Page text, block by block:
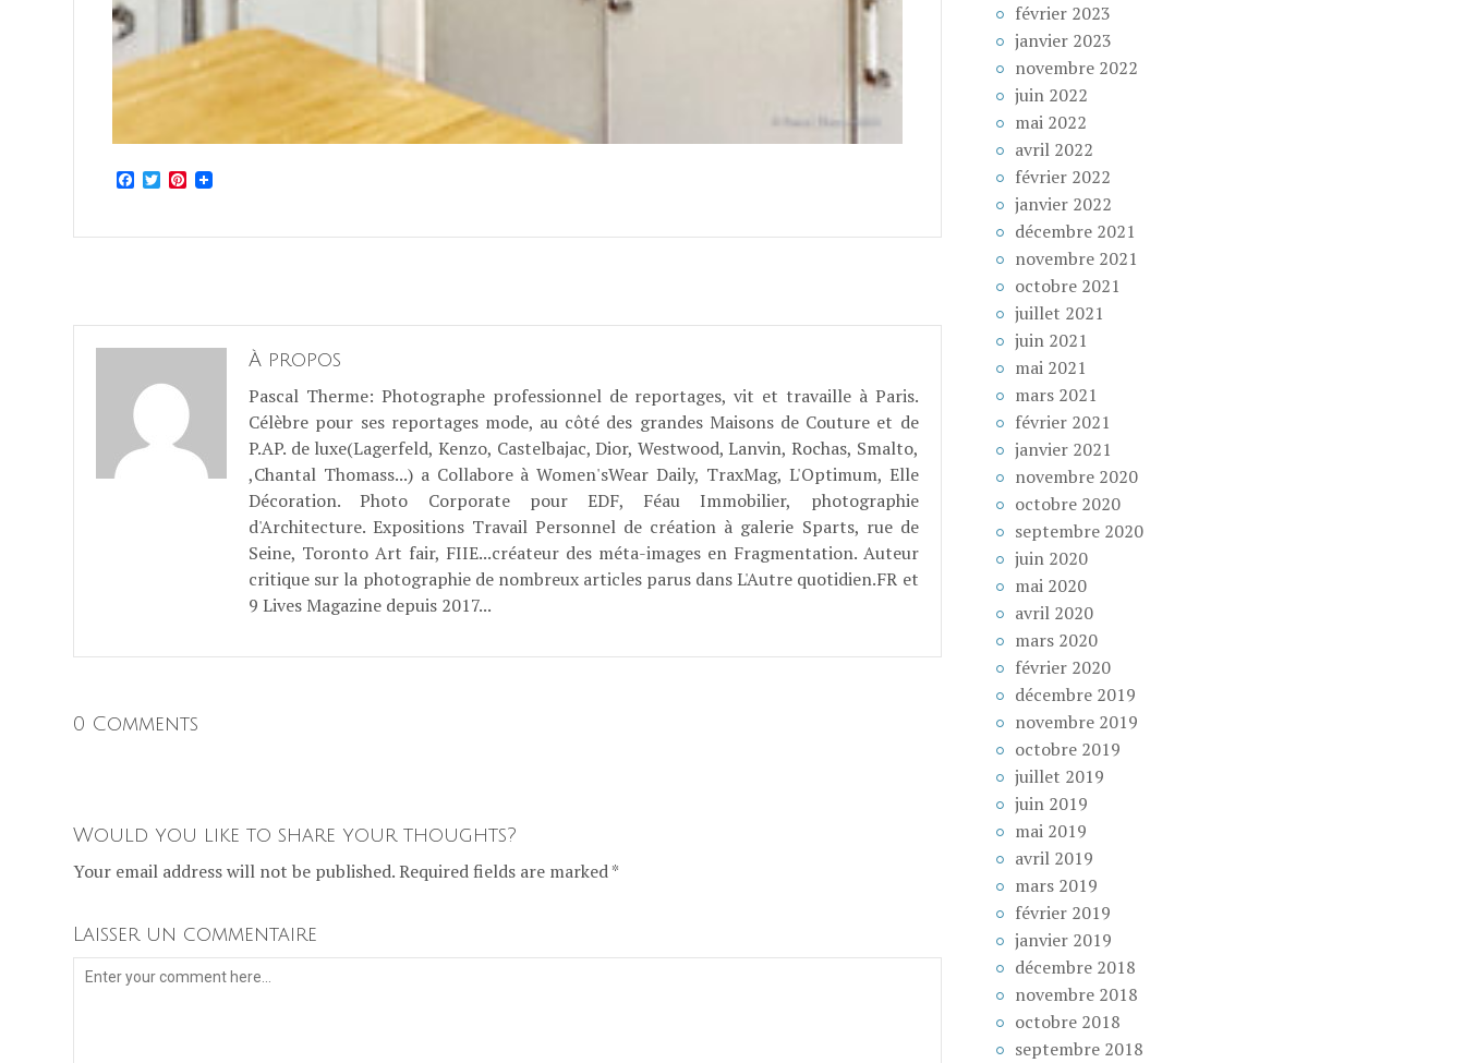
Facebook
TwitterPinterest
À propos
Pascal Therme: Photographe professionnel de reportages, vit et travaille à Paris.
Célèbre pour ses reportages mode, au côté des grandes Maisons de Couture et de
P.AP. de luxe(Lagerfeld, Kenzo, Castelbajac, Dior, Westwood, Lanvin, Rochas, Smalto,
,Chantal Thomass...) a Collabore à Women'sWear Daily, TraxMag, L'Optimum, Elle
Décoration. Photo Corporate pour EDF, Féau Immobilier, photographie
d'Architecture. Expositions Travail Personnel de création à galerie Sparts, rue de
Seine, Toronto Art fair, FIIE...créateur des méta-images en Fragmentation. Auteur
critique sur la photographie de nombreux articles parus dans L'Autre quotidien.FR et
9 Lives Magazine depuis 2017...
0 Comments
Would you like to share your thoughts?
Your email address will not be published. Required fields are marked *
Laisser un commentaire
février 2023
janvier 2023
novembre 2022
juin 2022
mai 2022
avril 2022
février 2022
janvier 2022
décembre 2021
novembre 2021
octobre 2021
juillet 2021
juin 2021
mai 2021
mars 2021
février 2021
janvier 2021
novembre 2020
octobre 2020
septembre 2020
juin 2020
mai 2020
avril 2020
mars 2020
février 2020
décembre 2019
novembre 2019
octobre 2019
juillet 2019
juin 2019
mai 2019
avril 2019
mars 2019
février 2019
janvier 2019
décembre 2018
novembre 2018
octobre 2018
septembre 2018